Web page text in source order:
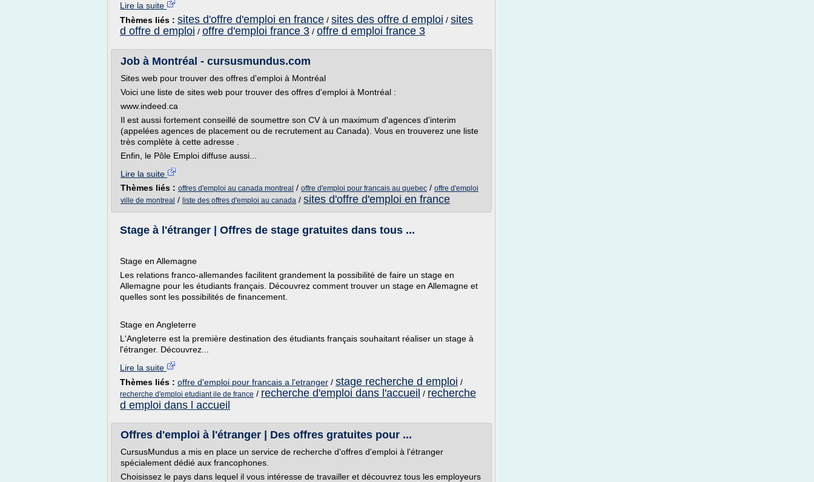
Lire la suite
Thèmes liés : sites d'offre d'emploi en france / sites des offre d emploi / sites
d offre d emploi / offre d'emploi france 3 / offre d emploi france 3
Job à Montréal - cursusmundus.com
Sites web pour trouver des offres d'emploi à Montréal
Voici une liste de sites web pour trouver des offres d'emploi à Montréal :
www.indeed.ca
Il est aussi fortement conseillé de soumettre son CV à un maximum d'agences d'interim
(appelées agences de placement ou de recrutement au Canada). Vous en trouverez une liste
très complète à cette adresse .
Enfin, le Pôle Emploi diffuse aussi...
Lire la suite
Thèmes liés : offres d'emploi au canada montreal / offre d'emploi pour francais au quebec / offre d'emploi
ville de montreal / liste des offres d'emploi au canada / sites d'offre d'emploi en france
Stage à l'étranger | Offres de stage gratuites dans tous ...
Stage en Allemagne
Les relations franco-allemandes facilitent grandement la possibilité de faire un stage en
Allemagne pour les étudiants français. Découvrez comment trouver un stage en Allemagne et
quelles sont les possibilités de financement.
Stage en Angleterre
L'Angleterre est la première destination des étudiants français souhaitant réaliser un stage à
l'étranger. Découvrez...
Lire la suite
Thèmes liés : offre d'emploi pour francais a l'etranger / stage recherche d emploi /
recherche d'emploi etudiant ile de france / recherche d'emploi dans l'accueil / recherche
d emploi dans l accueil
Offres d'emploi à l'étranger | Des offres gratuites pour ...
CursusMundus a mis en place un service de recherche d'offres d'emploi à l'étranger
spécialement dédié aux francophones.
Choisissez le pays dans lequel il vous intéresse de travailler et découvrez tous les employeurs